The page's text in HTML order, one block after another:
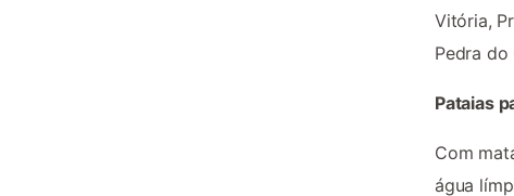
Vitória,
Pedra do
Pataias
Com
água